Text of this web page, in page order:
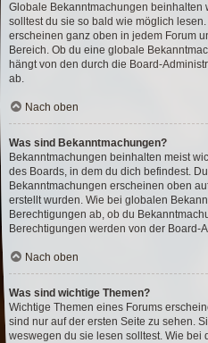
Globale Bekanntmachungen beinhalten
solltest du sie so bald wie möglich
erscheinen ganz oben in jedem Forum
Bereich. Ob du eine globale
hängt von den durch die Board-
ab.
Nach oben
Was sind Bekanntmachungen?
Bekanntmachungen beinhalten meist
des Boards, in dem du dich befindest.
Bekanntmachungen erscheinen oben
erstellt wurden. Wie bei globalen
Berechtigungen ab, ob du
Berechtigungen werden von der Board-
Nach oben
Was sind wichtige Themen?
Wichtige Themen eines Forums
sind nur auf der ersten Seite zu sehen.
weswegen du sie lesen solltest. Wie bei